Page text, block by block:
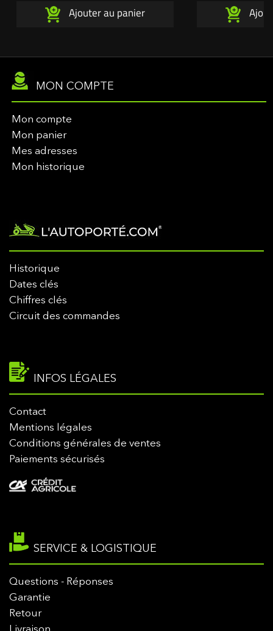
Ajouter au panier
MON COMPTE
Mon compte
Mon panier
Mes adresses
Mon historique
Historique
Dates clés
Chiffres clés
Circuit des commandes
INFOS LÉGALES
Contact
Mentions légales
Conditions générales de ventes
Paiements sécurisés
SERVICE & LOGISTIQUE
Questions - Réponses
Garantie
Retour